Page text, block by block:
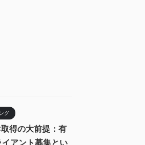
グ
得の大前提：有
アント募集とい